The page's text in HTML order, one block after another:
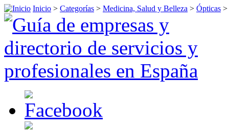
Inicio > Categorías > Medicina, Salud y Belleza > Ópticas >